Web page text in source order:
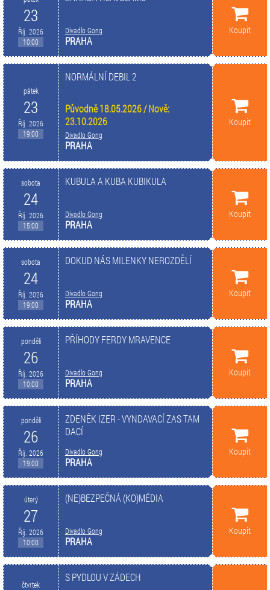
23
Říj. 2026
10:00
Divadlo Gong
PRAHA
Koupit
pátek
23
Říj. 2026
19:00
NORMÁLNÍ DEBIL 2
Původně 18.05.2026 / Nově:
23.10.2026
Divadlo Gong
PRAHA
Koupit
sobota
24
Říj. 2026
15:00
KUBULA A KUBA KUBIKULA
Divadlo Gong
PRAHA
Koupit
sobota
24
Říj. 2026
19:00
DOKUD NÁS MILENKY NEROZDĚLÍ
Divadlo Gong
PRAHA
Koupit
pondělí
26
Říj. 2026
10:00
PŘÍHODY FERDY MRAVENCE
Divadlo Gong
PRAHA
Koupit
pondělí
26
Říj. 2026
19:00
ZDENĚK IZER - VYNDAVACÍ ZAS TAM
DACÍ
Divadlo Gong
PRAHA
Koupit
úterý
27
Říj. 2026
10:00
(NE)BEZPEČNÁ (KO)MÉDIA
Divadlo Gong
PRAHA
Koupit
čtvrtek
S PYDLOU V ZÁDECH